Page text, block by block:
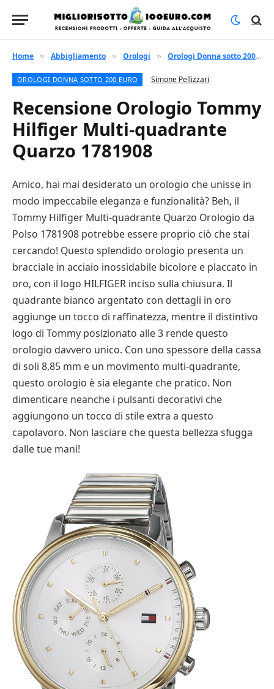
Home » Abbigliamento » Orologi » Orologi Donna sotto 200 euro
OROLOGI DONNA SOTTO 200 EURO Simone Pellizzari
Recensione Orologio Tommy
Hilfiger Multi-quadrante
Quarzo 1781908
Amico, hai mai desiderato un orologio che unisse in
modo impeccabile eleganza e funzionalità? Beh, il
Tommy Hilfiger Multi-quadrante Quarzo Orologio da
Polso 1781908 potrebbe essere proprio ciò che stai
cercando! Questo splendido orologio presenta un
bracciale in acciaio inossidabile bicolore e placcato in
oro, con il logo HILFIGER inciso sulla chiusura. Il
quadrante bianco argentato con dettagli in oro
aggiunge un tocco di raffinatezza, mentre il distintivo
logo di Tommy posizionato alle 3 rende questo
orologio davvero unico. Con uno spessore della cassa
di soli 8,85 mm e un movimento multi-quadrante,
questo orologio è sia elegante che pratico. Non
dimenticare neanche i pulsanti decorativi che
aggiungono un tocco di stile extra a questo
capolavoro. Non lasciare che questa bellezza sfugga
dalle tue mani!